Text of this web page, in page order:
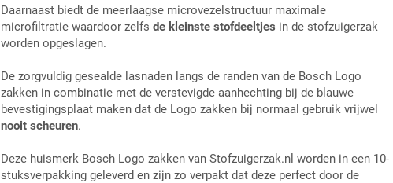
Daarnaast biedt de meerlaagse microvezelstructuur maximale
microfiltratie waardoor zelfs de kleinste stofdeeltjes in de stofzuigerzak
worden opgeslagen.
De zorgvuldig gesealde lasnaden langs de randen van de Bosch Logo
zakken in combinatie met de verstevigde aanhechting bij de blauwe
bevestigingsplaat maken dat de Logo zakken bij normaal gebruik vrijwel
nooit scheuren.
Deze huismerk Bosch Logo zakken van Stofzuigerzak.nl worden in een 10-
stuksverpakking geleverd en zijn zo verpakt dat deze perfect door de